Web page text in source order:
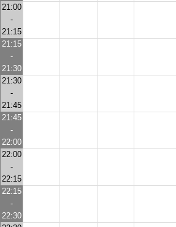
21:00
-
21:15
21:15
-
21:30
21:30
-
21:45
21:45
-
22:00
22:00
-
22:15
22:15
-
22:30